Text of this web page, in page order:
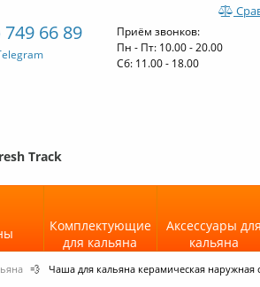
749 66 89
Приём звонков:
Пн - Пт: 10.00 - 20.00
Cб: 11.00 - 18.00
Track
Комплектующие
для кальяна
Аксессуары для
кальяна
💨 Чаша для кальяна керамическая наружная